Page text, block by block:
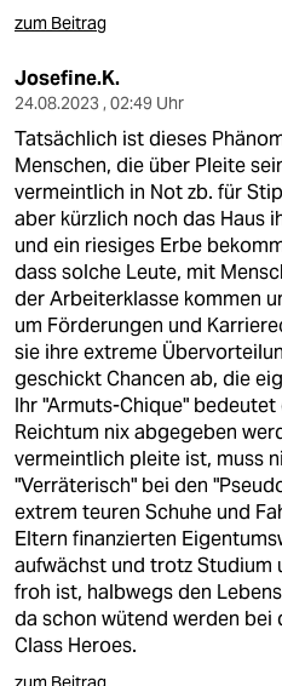
zum Beitrag
Josefine.K.
24.08.2023 , 02:49 Uhr
Tatsächlich ist dieses
Menschen, die über Pleite
vermeintlich in Not zb. für
aber kürzlich noch das Haus
und ein riesiges Erbe
dass solche Leute, mit
der Arbeiterklasse kommen
um Förderungen und
sie ihre extreme
geschickt Chancen ab, die
Ihr "Armuts-Chique"
Reichtum nix abgegeben
vermeintlich pleite ist, muss
"Verräterisch" bei den
extrem teuren Schuhe und
Eltern finanzierten
aufwächst und trotz Studium
froh ist, halbwegs den
da schon wütend werden bei
Class Heroes.